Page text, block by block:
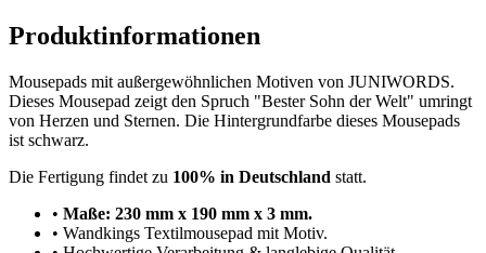
Produktinformationen
Mousepads mit außergewöhnlichen Motiven von JUNIWORDS.
Dieses Mousepad zeigt den Spruch "Bester Sohn der Welt" umringt
von Herzen und Sternen. Die Hintergrundfarbe dieses Mousepads
ist schwarz.
Die Fertigung findet zu 100% in Deutschland statt.
• Maße: 230 mm x 190 mm x 3 mm.
• Wandkings Textilmousepad mit Motiv.